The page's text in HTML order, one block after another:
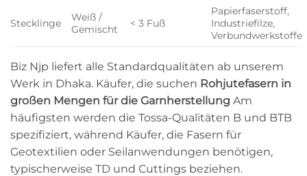
Stecklinge
Weiß /
Gemischt
< 3 Fuß
Papierfaserstoff,
Industriefilze,
Verbundwerkstoffe
Biz Njp liefert alle Standardqualitäten ab unserem
Werk in Dhaka. Käufer, die suchen Rohjutefasern in
großen Mengen für die Garnherstellung Am
häufigsten werden die Tossa-Qualitäten B und BTB
spezifiziert, während Käufer, die Fasern für
Geotextilien oder Seilanwendungen benötigen,
typischerweise TD und Cuttings beziehen.